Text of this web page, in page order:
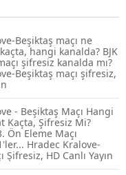
Kripto Para Airdrop
Katılım Yöntemleri
Arasındaki Farklar |
İçin Daha Uygun?
Sonrası Altın
Fiyatları Sert Düştü
Beşiktaş maçı ne
hangi kanalda? BJK
şifresiz kanalda mı?
Beşiktaş maçı şifresiz,
- Beşiktaş Maçı Hangi
Kaçta, Şifresiz Mi?
Ön Eleme Maçı
Hradec Kralove-
Şifresiz, HD Canlı Yayın